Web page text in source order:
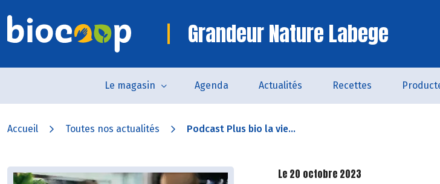
Grandeur Nature Labege
Le magasin Agenda Actualités Recettes
Accueil Toutes nos actualités Podcast Plus bio la vie...
Le 20 octobre 2023